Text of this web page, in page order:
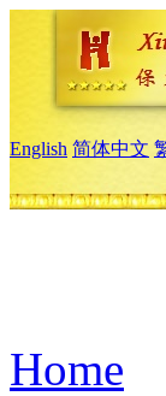
English 简体中文
Home